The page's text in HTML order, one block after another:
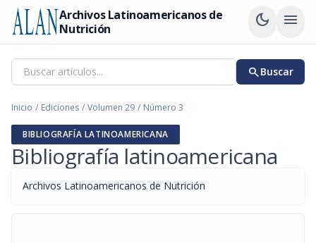
Archivos Latinoamericanos de
Nutrición
dark_mode menu
searchBuscar
Inicio / Ediciones / Volumen 29 / Número 3
BIBLIOGRAFÍA LATINOAMERICANA
Bibliografía latinoamericana
Archivos Latinoamericanos de Nutrición